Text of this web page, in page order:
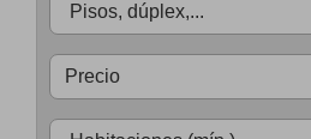
Precio